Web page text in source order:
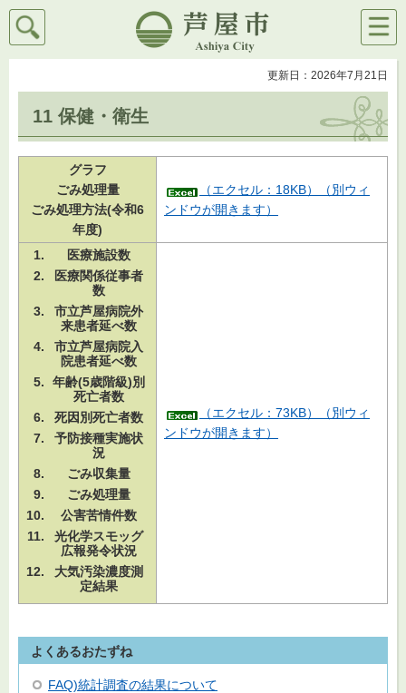
芦屋市
検索
メニ
ュー
更新日：2026年7月21日
11 保健・衛生
グラフ
ごみ処理量
ごみ処理方法(令和6
年度)
（エクセル：18KB）（別ウィ
ンドウが開きます）
医療施設数
医療関係従事者
数
市立芦屋病院外
来患者延べ数
市立芦屋病院入
院患者延べ数
年齢(5歳階級)別
死亡者数
死因別死亡者数
予防接種実施状
況
ごみ収集量
ごみ処理量
公害苦情件数
光化学スモッグ
広報発令状況
大気汚染濃度測
定結果
（エクセル：73KB）（別ウィ
ンドウが開きます）
よくあるおたずね
FAQ)統計調査の結果について